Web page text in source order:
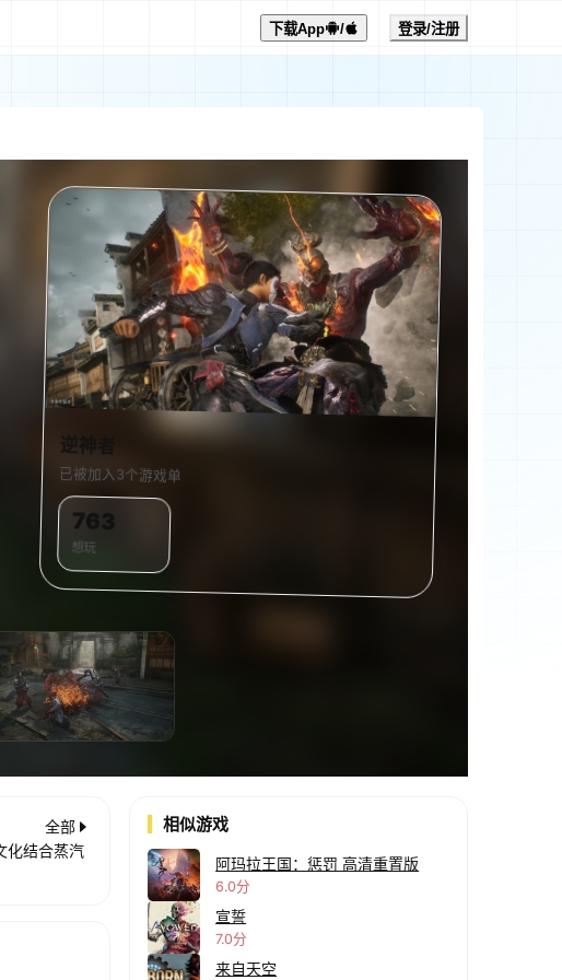
下载App / 登录/注册
逆神者
已被加入3个游戏单
763
想玩
全部
化结合蒸汽
相似游戏
阿玛拉王国：惩罚 高清重置版
6.0分
宣誓
7.0分
来自天空